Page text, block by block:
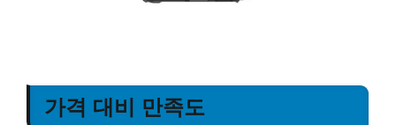
가격 대비 만족도